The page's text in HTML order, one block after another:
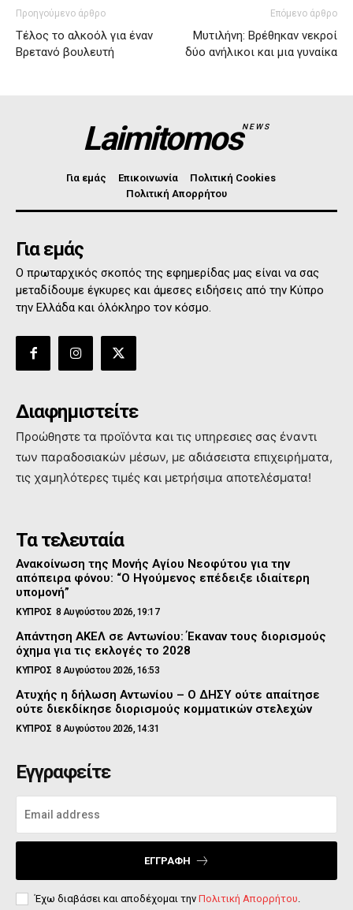
Προηγούμενο άρθρο
Τέλος το αλκοόλ για έναν
Βρετανό βουλευτή
Επόμενο άρθρο
Μυτιλήνη: Βρέθηκαν νεκροί
δύο ανήλικοι και μια γυναίκα
LaimitomosNEWS
Για εμάς Επικοινωνία
Πολιτική Cookies
Πολιτική Απορρήτου
Για εμάς
Ο πρωταρχικός σκοπός της εφημερίδας μας είναι να σας
μεταδίδουμε έγκυρες και άμεσες ειδήσεις από την Κύπρο
την Ελλάδα και όλόκληρο τον κόσμο.
Διαφημιστείτε
Προώθηστε τα προϊόντα και τις υπηρεσιες σας έναντι
των παραδοσιακών μέσων, με αδιάσειστα επιχειρήματα,
τις χαμηλότερες τιμές και μετρήσιμα αποτελέσματα!
Τα τελευταία
Ανακοίνωση της Μονής Αγίου Νεοφύτου για την
απόπειρα φόνου: “Ο Ηγούμενος επέδειξε ιδιαίτερη
υπομονή”
ΚΥΠΡΟΣ 8 Αυγούστου 2026, 19:17
Απάντηση ΑΚΕΛ σε Αντωνίου: Έκαναν τους διορισμούς
όχημα για τις εκλογές το 2028
ΚΥΠΡΟΣ 8 Αυγούστου 2026, 16:53
Ατυχής η δήλωση Αντωνίου – Ο ΔΗΣΥ ούτε απαίτησε
ούτε διεκδίκησε διορισμούς κομματικών στελεχών
ΚΥΠΡΟΣ 8 Αυγούστου 2026, 14:31
Εγγραφείτε
ΕΓΓΡΑΦΉ
Έχω διαβάσει και αποδέχομαι την Πολιτική Απορρήτου.